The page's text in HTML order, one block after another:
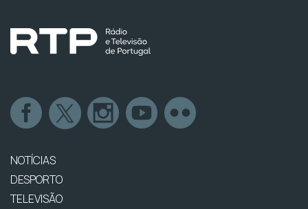
NOTÍCIAS
DESPORTO
TELEVISÃO